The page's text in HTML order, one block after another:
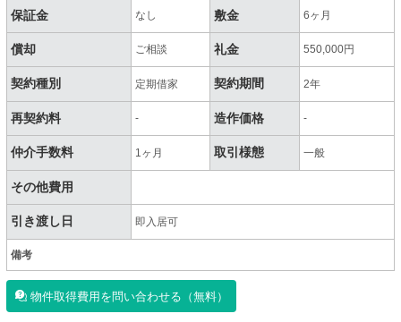
保証金 なし 敷金 6ヶ月
償却 ご相談 礼金 550,000円
契約種別 定期借家 契約期間 2年
再契約料 - 造作価格 -
仲介手数料 1ヶ月 取引様態 一般
その他費用
引き渡し日 即入居可
備考
物件取得費用を問い合わせる（無料）